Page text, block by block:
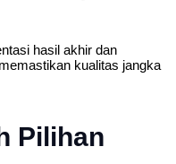
hasil akhir dan
kualitas jangka
Pilihan